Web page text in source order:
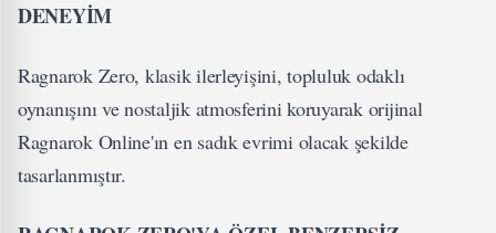
DENEYİM
Ragnarok Zero, klasik ilerleyişini, topluluk odaklı
oynanışını ve nostaljik atmosferini koruyarak orijinal
Ragnarok Online'ın en sadık evrimi olacak şekilde
tasarlanmıştır.